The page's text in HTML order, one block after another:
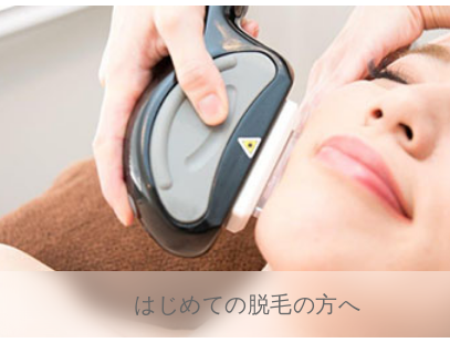
はじめての脱毛の方へ